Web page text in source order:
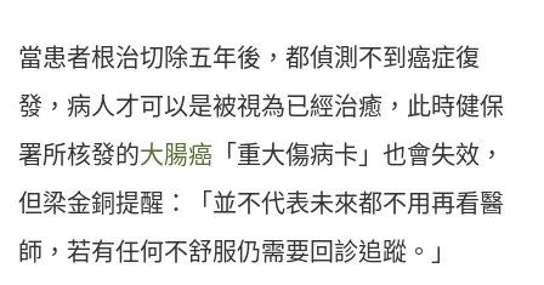
當患者根治切除五年後，都偵測不到癌症復
發，病人才可以是被視為已經治癒，此時健保
署所核發的大腸癌 「重大傷病卡」也會失效，
但梁金銅提醒：「並不代表未來都不用再看醫
師，若有任何不舒服仍需要回診追蹤。」